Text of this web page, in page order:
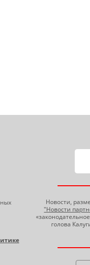
Новости,
"Новости
голова